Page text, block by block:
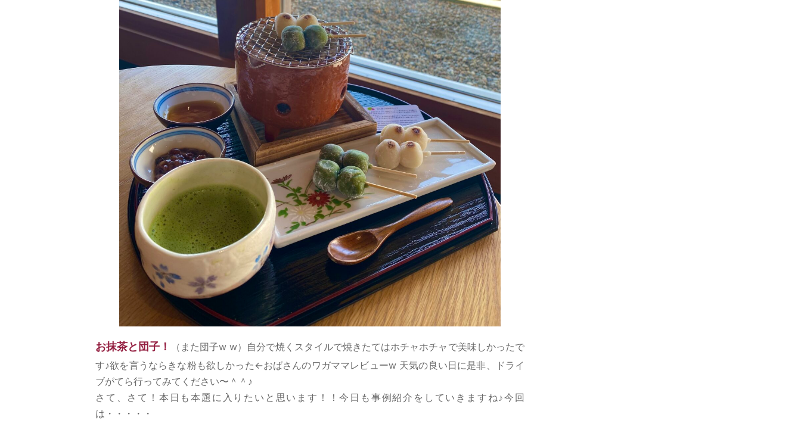
お抹茶と団子！
（また団子w w）自分で焼くスタイルで焼きたてはホチャホチャで美味しかったで
す♪欲を言うならきな粉も欲しかった←おばさんのワガママレビューw 天気の良い日に是非、ドライ
ブがてら行ってみてください〜＾＾♪
さて、さて！本日も本題に入りたいと思います！！今日も事例紹介をしていきますね♪今回
は・・・・・